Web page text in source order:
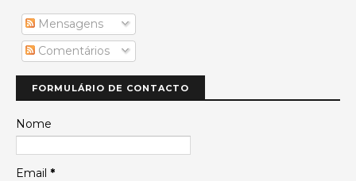
Mensagens
Comentários
FORMULÁRIO DE CONTACTO
Nome
Email *